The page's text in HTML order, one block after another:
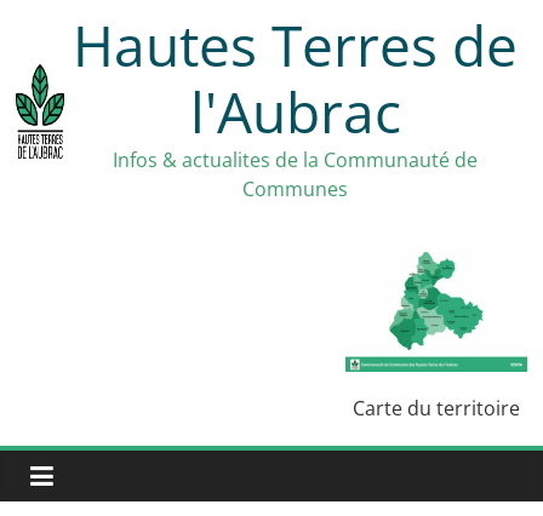
content
Hautes Terres de
l'Aubrac
Infos & actualites de la Communauté de
Communes
Carte du territoire